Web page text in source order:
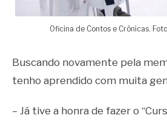
Oficina de Contos e Crônicas.
Buscando novamente pela
tenho aprendido com muita
– Já tive a honra de fazer o